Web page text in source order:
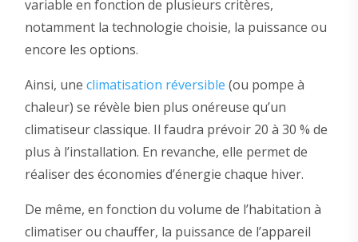
variable en fonction de plusieurs critères,
notamment la technologie choisie, la puissance ou
encore les options.
Ainsi, une climatisation réversible (ou pompe à
chaleur) se révèle bien plus onéreuse qu’un
climatiseur classique. Il faudra prévoir 20 à 30 % de
plus à l’installation. En revanche, elle permet de
réaliser des économies d’énergie chaque hiver.
De même, en fonction du volume de l’habitation à
climatiser ou chauffer, la puissance de l’appareil